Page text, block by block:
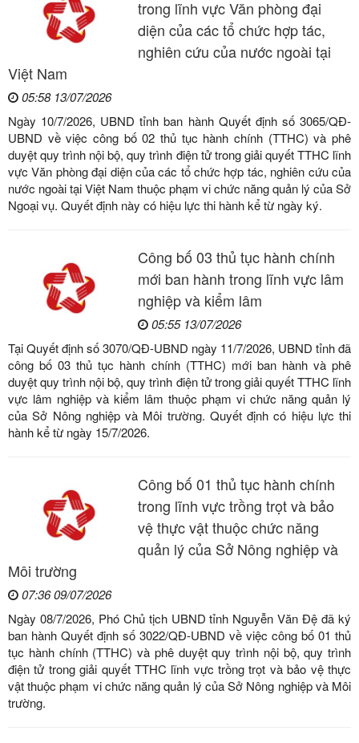
trong lĩnh vực Văn phòng đại
diện của các tổ chức hợp tác,
nghiên cứu của nước ngoài tại
Việt Nam
05:58 13/07/2026
Ngày 10/7/2026, UBND tỉnh ban hành Quyết định số 3065/QĐ-
UBND về việc công bố 02 thủ tục hành chính (TTHC) và phê
duyệt quy trình nội bộ, quy trình điện tử trong giải quyết TTHC lĩnh
vực Văn phòng đại diện của các tổ chức hợp tác, nghiên cứu của
nước ngoài tại Việt Nam thuộc phạm vi chức năng quản lý của Sở
Ngoại vụ. Quyết định này có hiệu lực thi hành kể từ ngày ký.
Công bố 03 thủ tục hành chính
mới ban hành trong lĩnh vực lâm
nghiệp và kiểm lâm
05:55 13/07/2026
Tại Quyết định số 3070/QĐ-UBND ngày 11/7/2026, UBND tỉnh đã
công bố 03 thủ tục hành chính (TTHC) mới ban hành và phê
duyệt quy trình nội bộ, quy trình điện tử trong giải quyết TTHC lĩnh
vực lâm nghiệp và kiểm lâm thuộc phạm vi chức năng quản lý
của Sở Nông nghiệp và Môi trường. Quyết định có hiệu lực thi
hành kể từ ngày 15/7/2026.
Công bố 01 thủ tục hành chính
trong lĩnh vực trồng trọt và bảo
vệ thực vật thuộc chức năng
quản lý của Sở Nông nghiệp và
Môi trường
07:36 09/07/2026
Ngày 08/7/2026, Phó Chủ tịch UBND tỉnh Nguyễn Văn Đệ đã ký
ban hành Quyết định số 3022/QĐ-UBND về việc công bố 01 thủ
tục hành chính (TTHC) và phê duyệt quy trình nội bộ, quy trình
điện tử trong giải quyết TTHC lĩnh vực trồng trọt và bảo vệ thực
vật thuộc phạm vi chức năng quản lý của Sở Nông nghiệp và Môi
trường.